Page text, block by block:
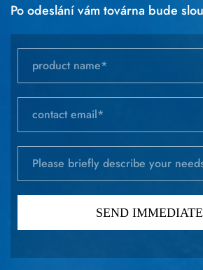
Po odeslání vám továrna bude